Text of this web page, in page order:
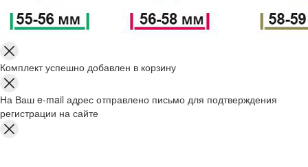
Комплект успешно добавлен в корзину
На Ваш e-mail адрес отправлено письмо для подтверждения
регистрации на сайте